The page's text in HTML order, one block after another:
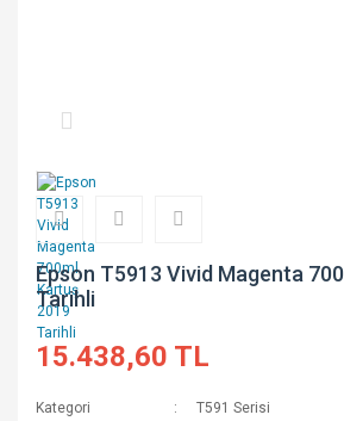
Epson T5913 Vivid Magenta
Tarihli
15.438,60 TL
Kategori
T591 Serisi